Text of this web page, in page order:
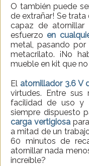
O también puede
de extrañar! Se
capaz de
esfuerzo en
metal, pasando
metacrilato. ¡No
mueble en kit que
El atornillador 3.6 V
virtudes. Entre sus
facilidad de uso y
siempre dispuesto
carga vertigiosa
a mitad de un
60 minutos de
atornillar nada
increíble?